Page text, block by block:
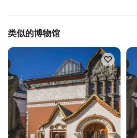
类似的博物馆